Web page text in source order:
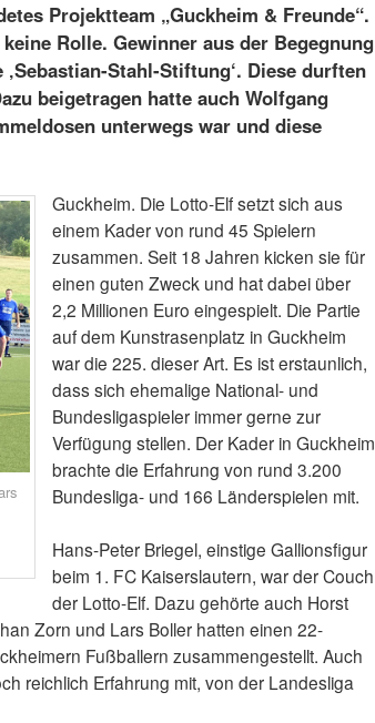
Projektteam „Guckheim & Freunde“.
Rolle. Gewinner aus der Begegnung
‚Sebastian-Stahl-Stiftung‘. Diese durften
beigetragen hatte auch Wolfgang
unterwegs war und diese
Guckheim. Die Lotto-Elf setzt sich aus
einem Kader von rund 45 Spielern
zusammen. Seit 18 Jahren kicken sie für
einen guten Zweck und hat dabei über
2,2 Millionen Euro eingespielt. Die Partie
auf dem Kunstrasenplatz in Guckheim
war die 225. dieser Art. Es ist erstaunlich,
dass sich ehemalige National- und
Bundesligaspieler immer gerne zur
Verfügung stellen. Der Kader in Guckheim
brachte die Erfahrung von rund 3.200
Bundesliga- und 166 Länderspielen mit.
Hans-Peter Briegel, einstige Gallionsfigur
beim 1. FC Kaiserslautern, war der Couch
der Lotto-Elf. Dazu gehörte auch Horst
Zorn und Lars Boller hatten einen 22-
Fußballern zusammengestellt. Auch
reichlich Erfahrung mit, von der Landesliga